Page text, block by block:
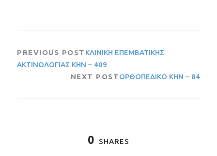
PREVIOUS POST ΚΛΙΝΙΚΗ ΕΠΕΜΒΑΤΙΚΗΣ
ΑΚΤΙΝΟΛΟΓΙΑΣ ΚΗΝ – 409
NEXT POSTΟΡΘΟΠΕΔΙΚΟ ΚΗΝ – 84
0 SHARES